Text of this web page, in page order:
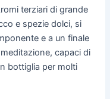
terziari di grande
e spezie dolci, si
e a un finale
capaci di
bottiglia per molti